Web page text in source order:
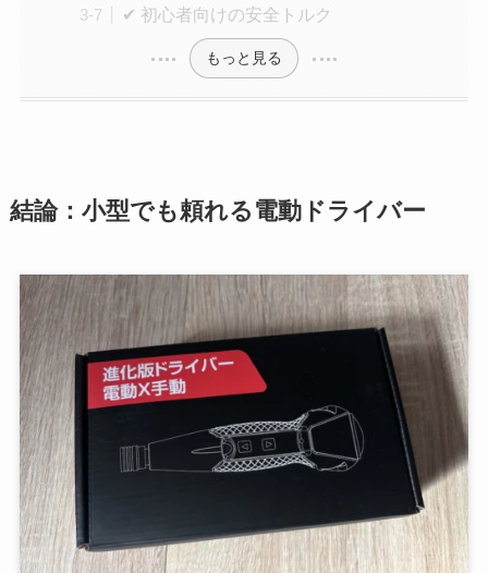
✔ 初心者向けの安全トルク
もっと見る
結論：小型でも頼れる電動ドライバー